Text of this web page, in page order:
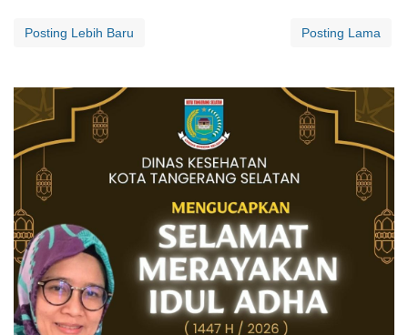
Posting Lebih Baru Posting Lama